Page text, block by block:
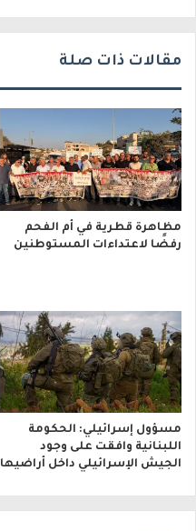
مقالات ذات صلة
مظاهرة قطرية في أم الفحم
رفضًا لاعتداءات المستوطنين
مسؤول إسرائيلي: الحكومة
اللبنانية وافقت على وجود
الجيش الإسرائيلي داخل أراضيها